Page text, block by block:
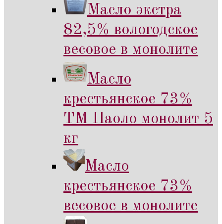
Масло экстра
82,5% вологодское
весовое в монолите
Масло
крестьянское 73%
ТМ Паоло монолит 5
кг
Масло
крестьянское 73%
весовое в монолите